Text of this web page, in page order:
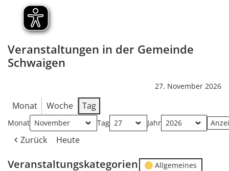
Veranstaltungen in der Gemeinde
Schwaigen
27. November 2026
Monat Woche Tag
Monat Tag Jahr
Zurück Heute
Veranstaltungskategorien
Allgemeines